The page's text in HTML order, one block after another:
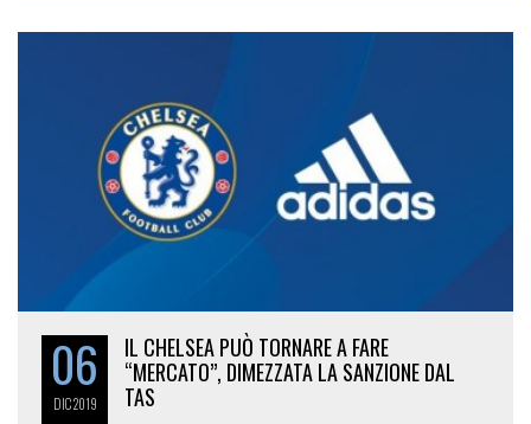
06
DIC2019
IL CHELSEA PUÒ TORNARE A FARE
“MERCATO”, DIMEZZATA LA SANZIONE DAL
TAS